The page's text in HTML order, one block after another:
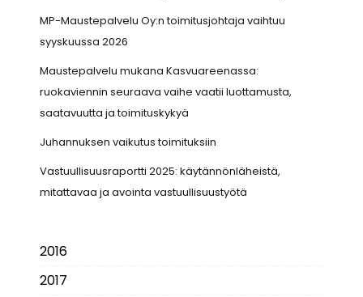
MP-Maustepalvelu Oy:n toimitusjohtaja vaihtuu
syyskuussa 2026
Maustepalvelu mukana Kasvuareenassa:
ruokaviennin seuraava vaihe vaatii luottamusta,
saatavuutta ja toimituskykyä
Juhannuksen vaikutus toimituksiin
Vastuullisuusraportti 2025: käytännönläheistä,
mitattavaa ja avointa vastuullisuustyötä
2016
2017